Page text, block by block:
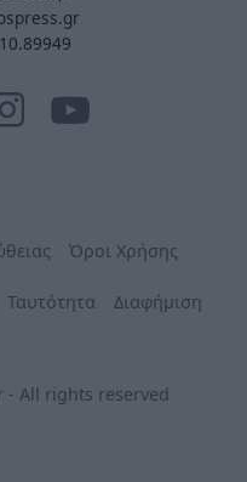
Όροι Χρήσης
Ταυτότητα Διαφήμιση
- All rights reserved